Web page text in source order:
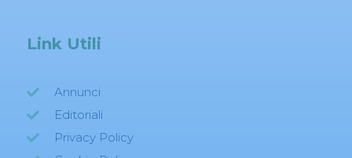
Link Utili
Annunci
Editoriali
Privacy Policy